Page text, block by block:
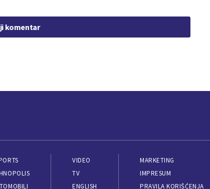
komentar
VIDEO
TV
ENGLISH
MARKETING
IMPRESUM
PRAVILA KORIŠĆENJA